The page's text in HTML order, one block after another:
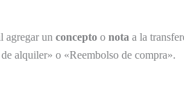
agregar un concepto o nota a la
alquiler» o «Reembolso de compra».